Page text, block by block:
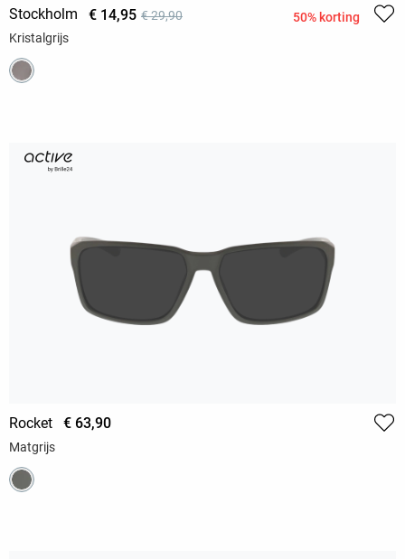
Stockholm € 14,95 € 29,90
50% korting
Kristalgrijs
Rocket € 63,90
Matgrijs